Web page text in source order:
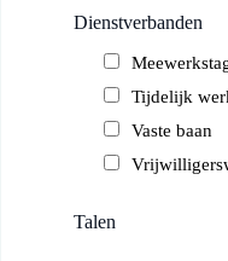
Dienstverbanden
Tijdelijk
Vaste baan
Talen